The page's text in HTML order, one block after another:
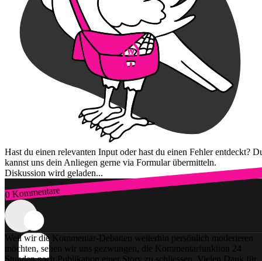
Hast du einen relevanten Input oder hast du einen Fehler entdeckt?
kannst uns dein Anliegen gerne via Formular übermitteln.
Diskussion wird geladen...
0 Kommentare
Zum Login
Weil wir die Kommentar-Debatten weiterhin persönlich moderieren
möchten, sehen wir uns gezwungen, die Kommentarfunktion 24
Stunden nach Publikation einer Story zu schliessen. Vielen Dank für